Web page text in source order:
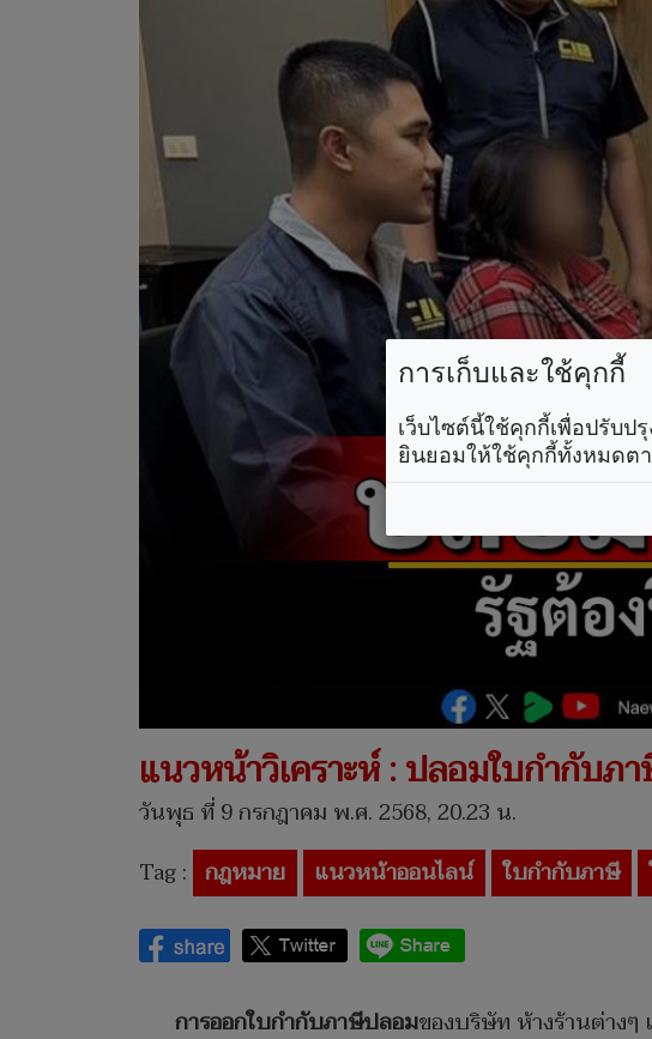
แนวหน้าวิเคราะห์ : ปลอมใบกำกับภ
วันพุธ ที่ 9 กรกฎาคม พ.ศ. 2568, 20.23 น.
Tag : กฎหมาย แนวหน้าออนไลน์ ใบกำกับภาษี
การออกใบกำกับภาษีปลอมของบริษัท ห้างร้านต่างๆ
การเก็บและใช้คุกกี้
เว็บไซต์นี้ใช้คุกกี้เพื่อปรับป
ยินยอมให้ใช้คุกกี้ทั้งหมดต